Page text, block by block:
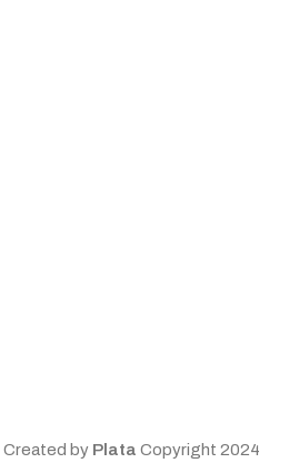
Created by Plata Copyright 2024